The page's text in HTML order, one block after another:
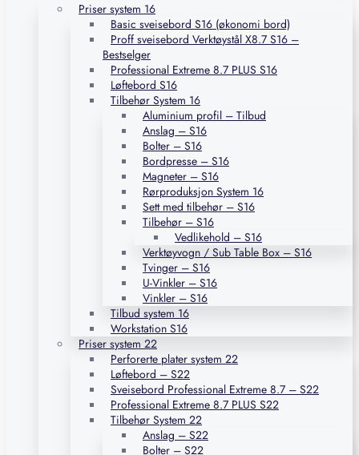
Priser system 16
Basic sveisebord S16 (økonomi bord)
Proff sveisebord Verktøystål X8.7 S16 –
Bestselger
Professional Extreme 8.7 PLUS S16
Løftebord S16
Tilbehør System 16
Aluminium profil – Tilbud
Anslag – S16
Bolter – S16
Bordpresse – S16
Magneter – S16
Rørproduksjon System 16
Sett med tilbehør – S16
Tilbehør – S16
Vedlikehold – S16
Verktøyvogn / Sub Table Box – S16
Tvinger – S16
U-Vinkler – S16
Vinkler – S16
Tilbud system 16
Workstation S16
Priser system 22
Perforerte plater system 22
Løftebord – S22
Sveisebord Professional Extreme 8.7 – S22
Professional Extreme 8.7 PLUS S22
Tilbehør System 22
Anslag – S22
Bolter – S22